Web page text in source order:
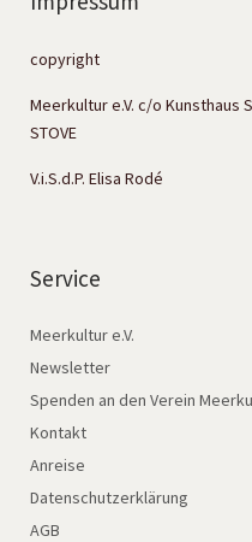
copyright
Meerkultur e.V. c/o Kunsthaus
STOVE
V.i.S.d.P. Elisa Rodé
Service
Meerkultur e.V.
Newsletter
Spenden an den Verein
Kontakt
Anreise
Datenschutzerklärung
AGB